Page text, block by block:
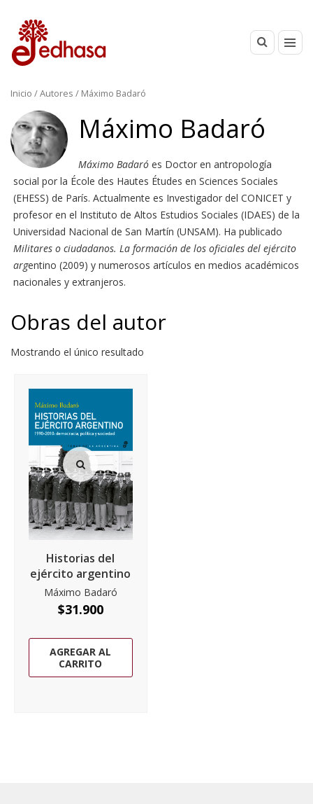
Inicio / Autores / Máximo Badaró
Máximo Badaró
Máximo Badaró es Doctor en antropología
social por la École des Hautes Études en Sciences Sociales
(EHESS) de París. Actualmente es Investigador del CONICET y
profesor en el Instituto de Altos Estudios Sociales (IDAES) de la
Universidad Nacional de San Martín (UNSAM). Ha publicado
Militares o ciudadanos. La formación de los oficiales del ejército
argentino (2009) y numerosos artículos en medios académicos
nacionales y extranjeros.
Obras del autor
Mostrando el único resultado
Historias del
ejército argentino
Máximo Badaró
$31.900
AGREGAR AL
CARRITO